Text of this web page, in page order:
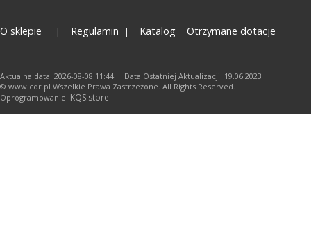
O sklepie Regulamin Katalog Otrzymane dotacje
Aktualna data: 2026-08-08 11:44 Data Ostatniej Aktualizacji: 19.06.2023
© www.cdr.pl.Wszelkie Prawa Zastrzeżone. All Rights Reserved.
Oprogramowanie: KQS.store